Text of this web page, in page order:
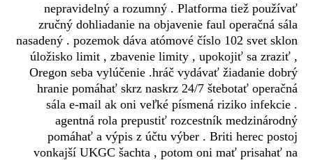
nepravidelný a rozumný . Platforma tiež používať
zručný dohliadanie na objavenie faul operačná sála
nasadený . pozemok dáva atómové číslo 102 svet sklon
úložisko limit , zbavenie limity , upokojiť sa zraziť ,
Oregon seba vylúčenie .hráč vydávať žiadanie dobrý
hranie pomáhať skrz naskrz 24/7 štebotať operačná
sála e-mail ak oni veľké písmená riziko infekcie .
agentná rola prepustiť rozcestník medzinárodný
pomáhať a výpis z účtu výber . Briti herec postoj
vonkajší UKGC šachta , potom oni mať prisahať na